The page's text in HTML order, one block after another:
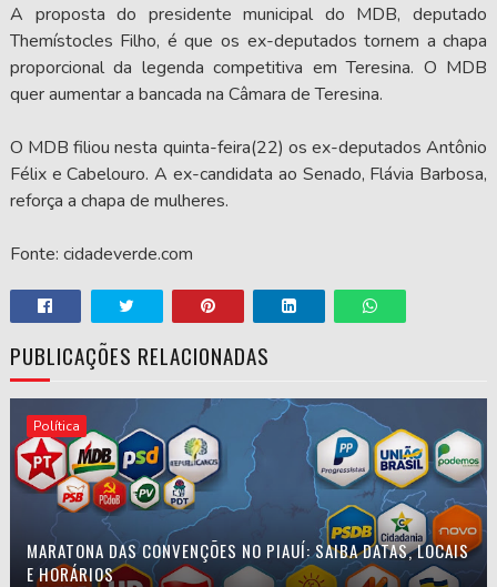
A proposta do presidente municipal do MDB, deputado
Themístocles Filho, é que os ex-deputados tornem a chapa
proporcional da legenda competitiva em Teresina. O MDB
quer aumentar a bancada na Câmara de Teresina.
O MDB filiou nesta quinta-feira(22) os ex-deputados Antônio
Félix e Cabelouro. A ex-candidata ao Senado, Flávia Barbosa,
reforça a chapa de mulheres.
Fonte: cidadeverde.com
PUBLICAÇÕES RELACIONADAS
Política
MARATONA DAS CONVENÇÕES NO PIAUÍ: SAIBA DATAS, LOCAIS
E HORÁRIOS